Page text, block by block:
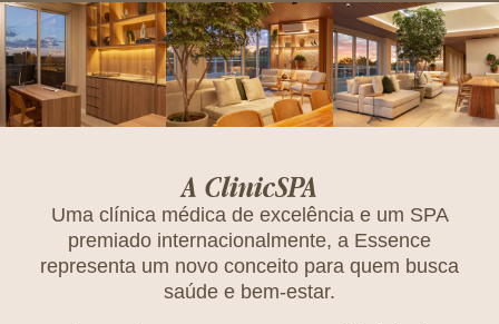
A ClinicSPA
Uma clínica médica de excelência e um SPA
premiado internacionalmente, a Essence
representa um novo conceito para quem busca
saúde e bem-estar.